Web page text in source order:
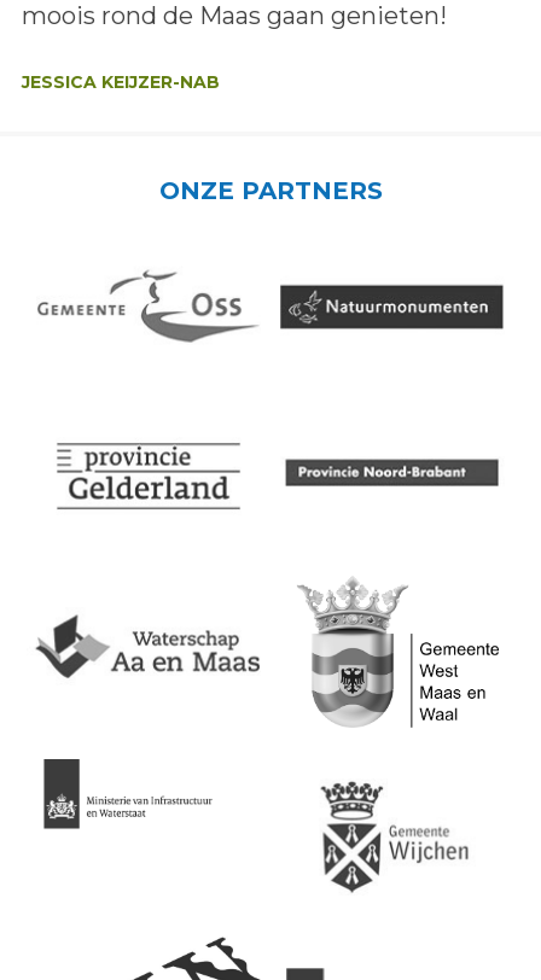
moois rond de Maas gaan genieten!
JESSICA KEIJZER-NAB
ONZE PARTNERS